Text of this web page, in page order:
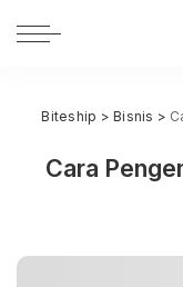
Biteship >Bisnis >
Cara